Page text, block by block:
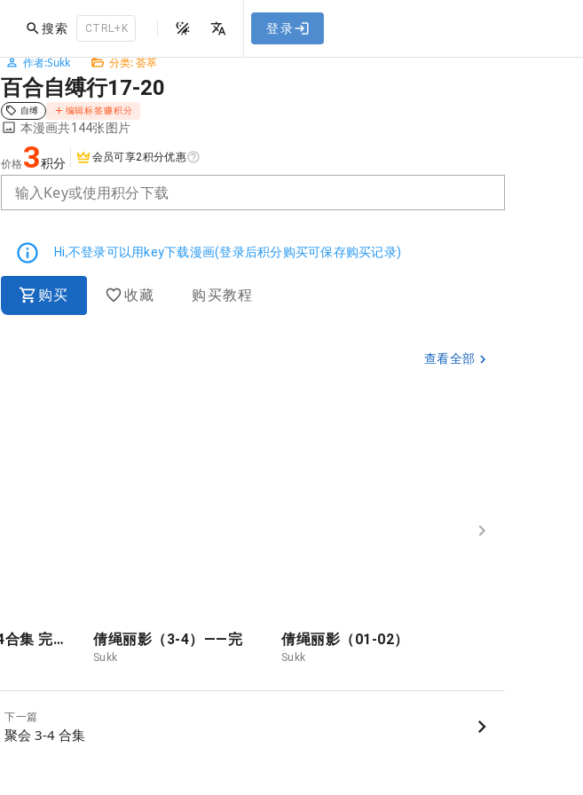
搜索 CTRL+K 登录
作者:Sukk 分类: 荟萃
百合自缚行17-20
自缚 编辑标签赚积分
本漫画共144张图片
价格 3积分 会员可享2积分优惠
输入Key或使用积分下载
Hi,不登录可以用key下载漫画(登录后积分购买可保存购买记录)
购买 收藏 购买教程
查看全部
薇薇的自述 1-4合集 完结 倩绳丽影（3-4）——完
Sukk
倩绳丽影（01-02）
Sukk
下一篇
聚会 3-4 合集